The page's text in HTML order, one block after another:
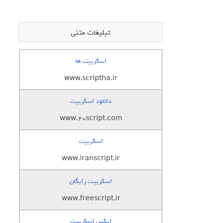
تبلیغات متنی
اسکریپت ها
www.scriptha.ir
دانلود اسکریپت
www.20script.com
اسکریپت
www.iranscript.ir
اسکریپت رایگان
www.freescript.ir